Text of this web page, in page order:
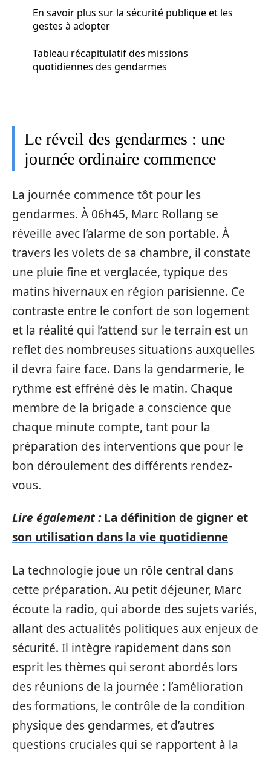
En savoir plus sur la sécurité publique et les
gestes à adopter
Tableau récapitulatif des missions
quotidiennes des gendarmes
Le réveil des gendarmes : une
journée ordinaire commence
La journée commence tôt pour les
gendarmes. À 06h45, Marc Rollang se
réveille avec l’alarme de son portable. À
travers les volets de sa chambre, il constate
une pluie fine et verglacée, typique des
matins hivernaux en région parisienne. Ce
contraste entre le confort de son logement
et la réalité qui l’attend sur le terrain est un
reflet des nombreuses situations auxquelles
il devra faire face. Dans la gendarmerie, le
rythme est effréné dès le matin. Chaque
membre de la brigade a conscience que
chaque minute compte, tant pour la
préparation des interventions que pour le
bon déroulement des différents rendez-
vous.
Lire également : La définition de gigner et
son utilisation dans la vie quotidienne
La technologie joue un rôle central dans
cette préparation. Au petit déjeuner, Marc
écoute la radio, qui aborde des sujets variés,
allant des actualités politiques aux enjeux de
sécurité. Il intègre rapidement dans son
esprit les thèmes qui seront abordés lors
des réunions de la journée : l’amélioration
des formations, le contrôle de la condition
physique des gendarmes, et d’autres
questions cruciales qui se rapportent à la